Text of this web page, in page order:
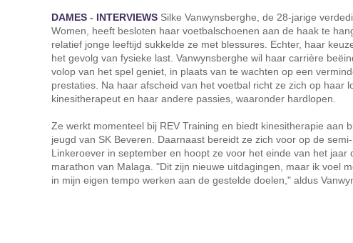
DAMES - INTERVIEWS Silke Vanwynsberghe, de 28-jarige
Women, heeft besloten haar voetbalschoenen aan de haak te
relatief jonge leeftijd sukkelde ze met blessures. Echter, haar
het gevolg van fysieke last. Vanwynsberghe wil haar carrière
volop van het spel geniet, in plaats van te wachten op een
prestaties. Na haar afscheid van het voetbal richt ze zich op haar
kinesitherapeut en haar andere passies, waaronder hardlopen.
Ze werkt momenteel bij REV Training en biedt kinesitherapie aan
jeugd van SK Beveren. Daarnaast bereidt ze zich voor op de
Linkeroever in september en hoopt ze voor het einde van het jaar
marathon van Malaga. "Dit zijn nieuwe uitdagingen, maar ik voel
in mijn eigen tempo werken aan de gestelde doelen," aldus